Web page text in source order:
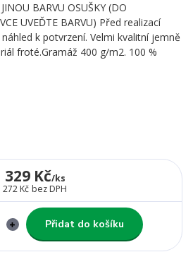
BARVU OSUŠKY (DO
UVEĎTE BARVU) Před realizací
k potvrzení. Velmi kvalitní jemně
froté.Gramáž 400 g/m2. 100 %
329 Kč/ks
272 Kč bez DPH
Přidat do košíku